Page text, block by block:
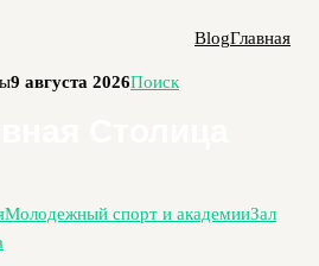
BlogГлавная
9 августа 2026Поиск
Молодежный спорт и академииЗал